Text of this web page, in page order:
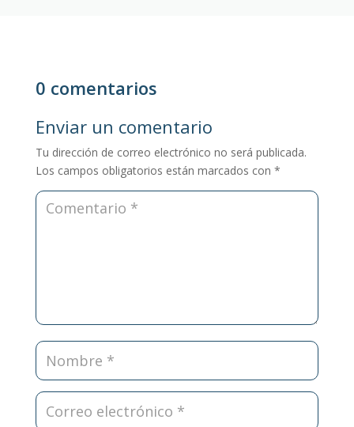
0 comentarios
Enviar un comentario
Tu dirección de correo electrónico no será publicada.
Los campos obligatorios están marcados con *